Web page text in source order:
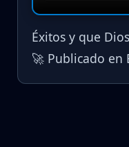
Éxitos y que
🚀 Publicado en